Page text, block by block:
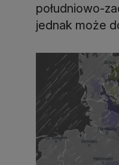
południowo-
jednak może